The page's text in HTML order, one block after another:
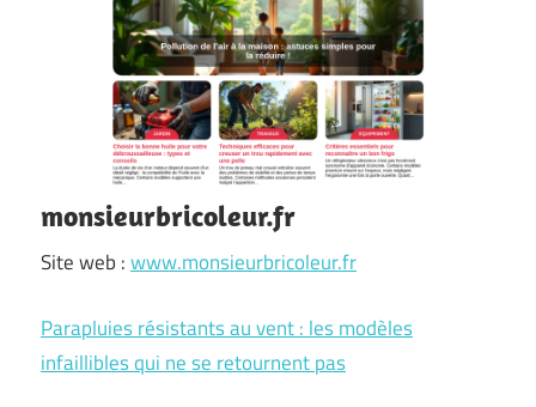
monsieurbricoleur.fr
Site web :www.monsieurbricoleur.fr
Parapluies résistants au vent : les modèles
infaillibles qui ne se retournent pas